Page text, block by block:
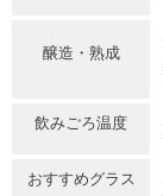
醸造・熟成
飲みごろ温度
おすすめグラス